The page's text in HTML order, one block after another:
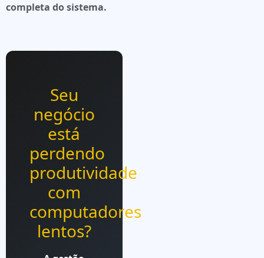
completa do sistema.
Seu
negócio
está
perdendo
produtividade
com
computadores
lentos?